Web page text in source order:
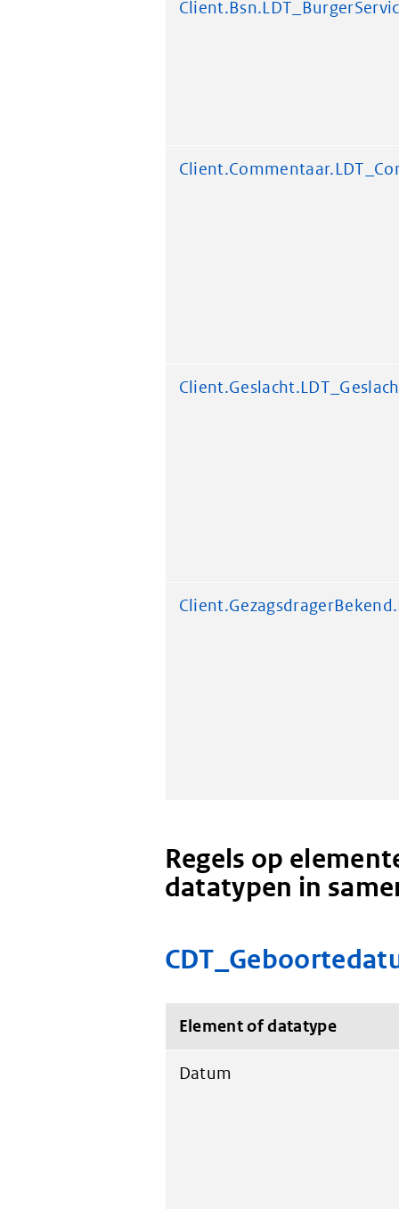
Regels op
datatypen in
Element of datatype
Datum